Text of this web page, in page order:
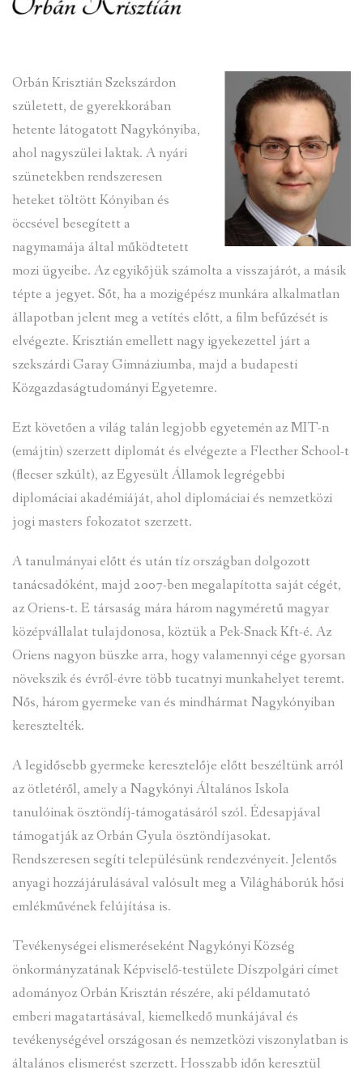
GALÉRIA
KAPCSOLAT
VÁLASZTÁS 2026
TELEPÜLÉSIKÉPVISELŐI VAGYONNYILATKOZATOK – 2026.
ROMA NEMZETISÉGI ÖNKORMÁNYZATI KÉPVISELŐK
VAGYONNYILATKOZATA – 2026. ÉV
Orbán Krisztián Szekszárdon
született, de gyerekkorában
hetente látogatott Nagykónyiba,
ahol nagyszülei laktak. A nyári
szünetekben rendszeresen
heteket töltött Kónyiban és
öccsével besegített a
nagymamája által működtetett
mozi ügyeibe. Az egyikőjük számolta a visszajárót, a másik
tépte a jegyet. Sőt, ha a mozigépész munkára alkalmatlan
állapotban jelent meg a vetítés előtt, a film befűzését is
elvégezte. Krisztián emellett nagy igyekezettel járt a
szekszárdi Garay Gimnáziumba, majd a budapesti
Közgazdaságtudományi Egyetemre.
Ezt követően a világ talán legjobb egyetemén az MIT-n
(emájtin) szerzett diplomát és elvégezte a Flecther School-t
(flecser szkúlt), az Egyesült Államok legrégebbi
diplomáciai akadémiáját, ahol diplomáciai és nemzetközi
jogi masters fokozatot szerzett.
A tanulmányai előtt és után tíz országban dolgozott
tanácsadóként, majd 2007-ben megalapította saját cégét,
az Oriens-t. E társaság mára három nagyméretű magyar
középvállalat tulajdonosa, köztük a Pek-Snack Kft-é. Az
Oriens nagyon büszke arra, hogy valamennyi cége gyorsan
növekszik és évről-évre több tucatnyi munkahelyet teremt.
Nős, három gyermeke van és mindhármat Nagykónyiban
keresztelték.
A legidősebb gyermeke keresztelője előtt beszéltünk arról
az ötletéről, amely a Nagykónyi Általános Iskola
tanulóinak ösztöndíj-támogatásáról szól. Édesapjával
támogatják az Orbán Gyula ösztöndíjasokat.
Rendszeresen segíti településünk rendezvényeit. Jelentős
anyagi hozzájárulásával valósult meg a Világháborúk hősi
emlékművének felújítása is.
Tevékenységei elismeréseként Nagykónyi Község
önkormányzatának Képviselő-testülete Díszpolgári címet
adományoz Orbán Krisztán részére, aki példamutató
emberi magatartásával, kiemelkedő munkájával és
tevékenységével országosan és nemzetközi viszonylatban is
általános elismerést szerzett. Hosszabb időn keresztül